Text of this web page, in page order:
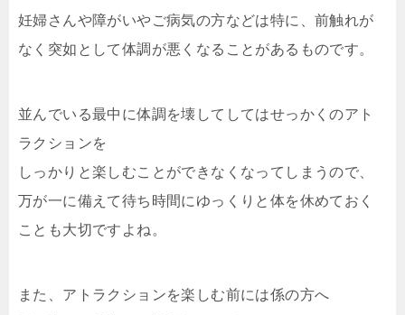
妊婦さんや障がいやご病気の方などは特に、前触れが
なく突如として体調が悪くなることがあるものです。
並んでいる最中に体調を壊してしてはせっかくのアト
ラクションを
しっかりと楽しむことができなくなってしまうので、
万が一に備えて待ち時間にゆっくりと体を休めておく
ことも大切ですよね。
また、アトラクションを楽しむ前には係の方へ